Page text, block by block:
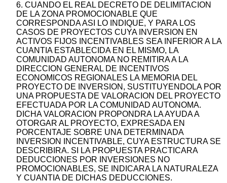
6. CUANDO EL REAL DECRETO DE DELIMITACION
DE LA ZONA PROMOCIONABLE QUE
CORRESPONDA ASI LO INDIQUE, Y PARA LOS
CASOS DE PROYECTOS CUYA INVERSION EN
ACTIVOS FIJOS INCENTIVABLES SEA INFERIOR A LA
CUANTIA ESTABLECIDA EN EL MISMO, LA
COMUNIDAD AUTONOMA NO REMITIRA A LA
DIRECCION GENERAL DE INCENTIVOS
ECONOMICOS REGIONALES LA MEMORIA DEL
PROYECTO DE INVERSION, SUSTITUYENDOLA POR
UNA PROPUESTA DE VALORACION DEL PROYECTO
EFECTUADA POR LA COMUNIDAD AUTONOMA.
DICHA VALORACION PROPONDRA LA AYUDA A
OTORGAR AL PROYECTO, EXPRESADA EN
PORCENTAJE SOBRE UNA DETERMINADA
INVERSION INCENTIVABLE, CUYA ESTRUCTURA SE
DESCRIBIRA. SI LA PROPUESTA PRACTICARA
DEDUCCIONES POR INVERSIONES NO
PROMOCIONABLES, SE INDICARA LA NATURALEZA
Y CUANTIA DE DICHAS DEDUCCIONES.